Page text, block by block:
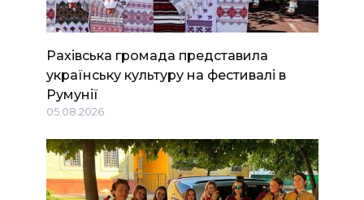
Рахівська громада представила
українську культуру на фестивалі в
Румунії
05.08.2026